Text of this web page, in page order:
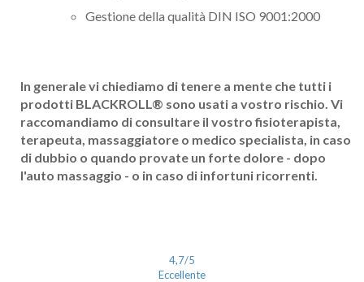
Gestione della qualità DIN ISO 9001:2000
In generale vi chiediamo di tenere a mente che tutti i
prodotti BLACKROLL® sono usati a vostro rischio. Vi
raccomandiamo di consultare il vostro fisioterapista,
terapeuta, massaggiatore o medico specialista, in caso
di dubbio o quando provate un forte dolore - dopo
l'auto massaggio - o in caso di infortuni ricorrenti.
4,7/5
Eccellente